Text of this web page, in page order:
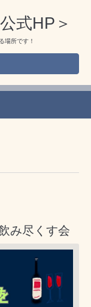
式HP＞
場所です！
み尽くす会